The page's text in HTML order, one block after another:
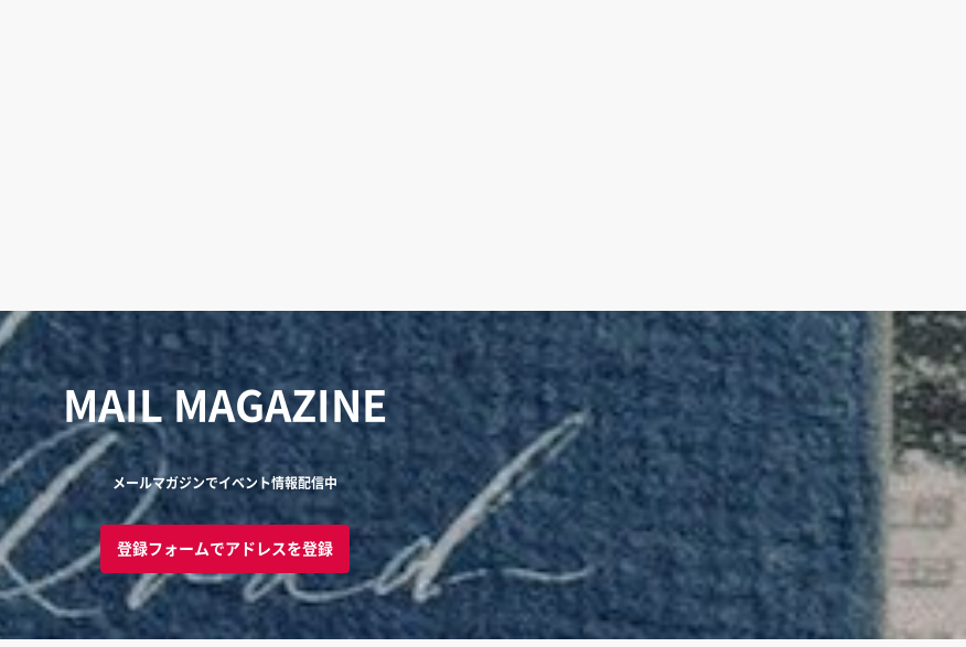
MAIL MAGAZINE
メールマガジンでイベント情報配信中
登録フォームでアドレスを登録